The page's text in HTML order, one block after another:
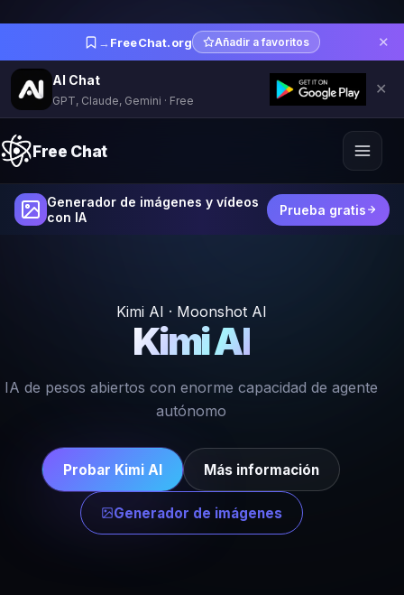
→ FreeChat.org Añadir a favoritos ✕
AI Chat
GPT, Claude, Gemini · Free
✕
Free Chat
Generador de imágenes y vídeos
con IA
Prueba gratis
Kimi AI · Moonshot AI
Kimi AI
IA de pesos abiertos con enorme capacidad de agente
autónomo
Probar Kimi AI Más información
Generador de imágenes